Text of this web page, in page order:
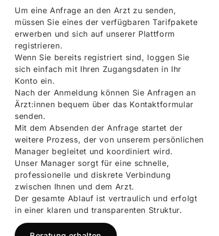
Um eine Anfrage an den Arzt zu senden,
müssen Sie eines der verfügbaren Tarifpakete
erwerben und sich auf unserer Plattform
registrieren.
Wenn Sie bereits registriert sind, loggen Sie
sich einfach mit Ihren Zugangsdaten in Ihr
Konto ein.
Nach der Anmeldung können Sie Anfragen an
Ärzt:innen bequem über das Kontaktformular
senden.
Mit dem Absenden der Anfrage startet der
weitere Prozess, der von unserem persönlichen
Manager begleitet und koordiniert wird.
Unser Manager sorgt für eine schnelle,
professionelle und diskrete Verbindung
zwischen Ihnen und dem Arzt.
Der gesamte Ablauf ist vertraulich und erfolgt
in einer klaren und transparenten Struktur.